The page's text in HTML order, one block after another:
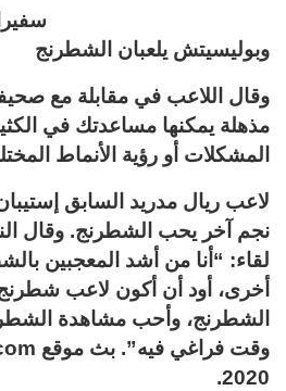
وبوليسيتش يلعبان الشطرنج
وقال اللاعب في مقابلة مع
مذهلة يمكنها مساعدتك في
المشكلات أو رؤية الأنماط
لاعب ريال مدريد السابق
نجم آخر يحب الشطرنج. وقال
لقاء: “أنا من أشد المعجبين
أخرى، أود أن أكون لاعب
الشطرنج، وأحب مشاهدة
2020.